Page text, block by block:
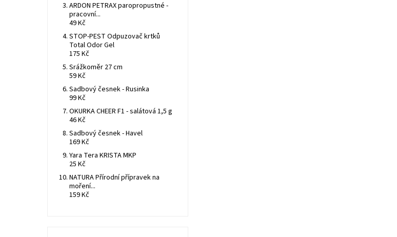
ARDON PETRAX paropropustné -
pracovní...
49 Kč
STOP-PEST Odpuzovač krtků
Total Odor Gel
175 Kč
Srážkoměr 27 cm
59 Kč
Sadbový česnek - Rusinka
99 Kč
OKURKA CHEER F1 - salátová 1,5 g
46 Kč
Sadbový česnek - Havel
169 Kč
Yara Tera KRISTA MKP
25 Kč
NATURA Přírodní přípravek na
moření...
159 Kč